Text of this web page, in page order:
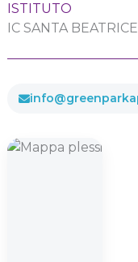
ISTITUTO
IC SANTA BEATRICE